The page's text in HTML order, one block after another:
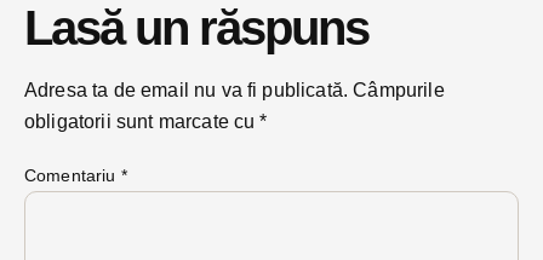
Lasă un răspuns
Adresa ta de email nu va fi publicată. Câmpurile
obligatorii sunt marcate cu*
Comentariu *